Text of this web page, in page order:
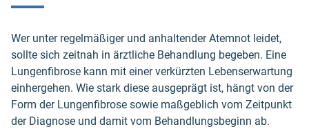
Wer unter regelmäßiger und anhaltender Atemnot leidet,
sollte sich zeitnah in ärztliche Behandlung begeben. Eine
Lungenfibrose kann mit einer verkürzten Lebenserwartung
einhergehen. Wie stark diese ausgeprägt ist, hängt von der
Form der Lungenfibrose sowie maßgeblich vom Zeitpunkt
der Diagnose und damit vom Behandlungsbeginn ab.